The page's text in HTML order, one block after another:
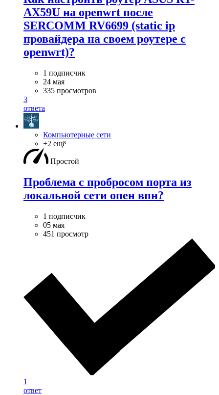
AX59U на openwrt после
SERCOMM RV6699 (static ip
провайдера на своем роутере с
openwrt)?
1 подписчик
24 мая
335 просмотров
3
ответа
Компьютерные сети
+2 ещё
Простой
Проблема с пробросом порта из
локальной сети опен впн?
1 подписчик
05 мая
451 просмотр
1
ответ